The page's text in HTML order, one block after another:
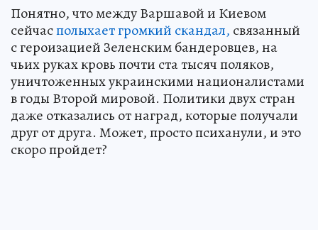
Понятно, что между Варшавой и Киевом
сейчасполыхает громкий скандал, связанный
с героизацией Зеленским бандеровцев, на
чьих руках кровь почти ста тысяч поляков,
уничтоженных украинскими националистами
в годы Второй мировой. Политики двух стран
даже отказались от наград, которые получали
друг от друга. Может, просто психанули, и это
скоро пройдет?